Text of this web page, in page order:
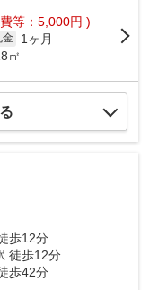
等：5,000円 )
金
1ヶ月
㎡
歩12分
徒歩12分
歩42分